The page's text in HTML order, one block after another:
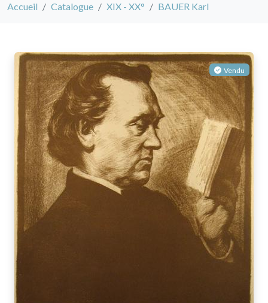
Accueil Catalogue XIX - XX° BAUER Karl
Vendu